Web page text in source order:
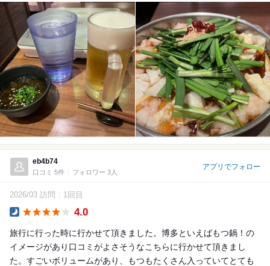
eb4b74
口コミ 5件 フォロワー 3人
アプリでフォロー
2026/03 訪問 1回目
4.0
旅行に行った時に行かせて頂きました。博多といえばもつ鍋！の
イメージがあり口コミがよさそうなこちらに行かせて頂きまし
た。すごいボリュームがあり、もつもたくさん入っていてとても